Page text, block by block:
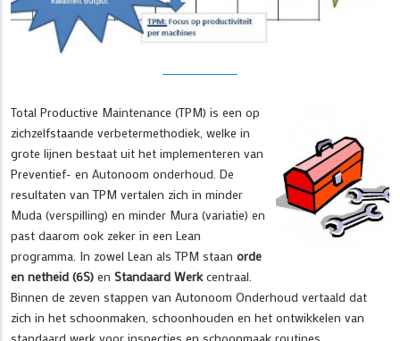
Total Productive Maintenance (TPM) is een op
zichzelfstaande verbetermethodiek, welke in
grote lijnen bestaat uit het implementeren van
Preventief- en Autonoom onderhoud. De
resultaten van TPM vertalen zich in minder
Muda (verspilling) en minder Mura (variatie) en
past daarom ook zeker in een Lean
programma. In zowel Lean als TPM staan orde
en netheid (6S) en Standaard Werkcentraal.
Binnen de zeven stappen van Autonoom Onderhoud vertaald dat
zich in het schoonmaken, schoonhouden en het ontwikkelen van
standaard werk voor inspecties en schoonmaak routines.